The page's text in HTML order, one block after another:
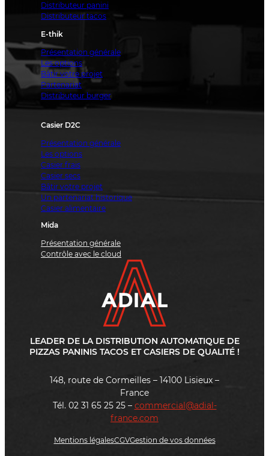
Distributeur panini
Distributeur tacos
E-thik
Présentation générale
Les options
Bâtir votre projet
Partenariat
Distributeur burger
Casier D2C
Présentation générale
Les options
Casier frais
Casier secs
Bâtir votre projet
Un partenariat historique
Casier alimentaire
Mida
Présentation générale
Contrôle avec le cloud
LEADER DE LA DISTRIBUTION AUTOMATIQUE DE
PIZZAS PANINIS TACOS ET CASIERS DE QUALITÉ !
148, route de Cormeilles – 14100 Lisieux –
France
Tél. 02 31 65 25 25 – commercial@adial-
france.com
Mentions légalesCGVGestion de vos données